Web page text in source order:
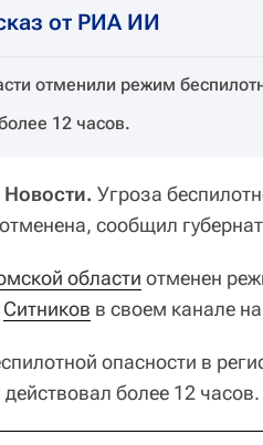
от РИА ИИ
отменили режим
12 часов.
Угроза
сообщил
области отменен
Ситников в своем канале
опасности в
более 12 часов.